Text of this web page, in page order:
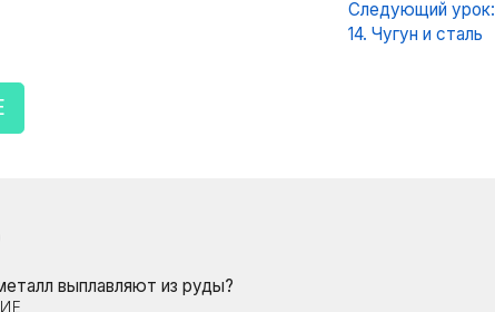
Следующий урок:
14. Чугун и сталь
выплавляют из руды?